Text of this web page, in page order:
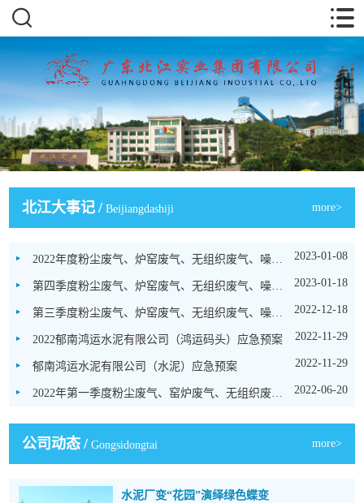
北江大事记 / Beijiangdashiji more>
2022年度粉尘废气、炉窑废气、无组织废气、噪声检测报告 2023-01-08
第四季度粉尘废气、炉窑废气、无组织废气、噪声检测报告 2023-01-18
第三季度粉尘废气、炉窑废气、无组织废气、噪声检查报告 2022-12-18
2022郁南鸿运水泥有限公司（鸿运码头）应急预案 2022-11-29
郁南鸿运水泥有限公司（水泥）应急预案 2022-11-29
2022年第一季度粉尘废气、窑炉废气、无组织废气、噪声检测报告 2022-06-20
公司动态 / Gongsidongtai more>
水泥厂变“花园”演绎绿色蝶变